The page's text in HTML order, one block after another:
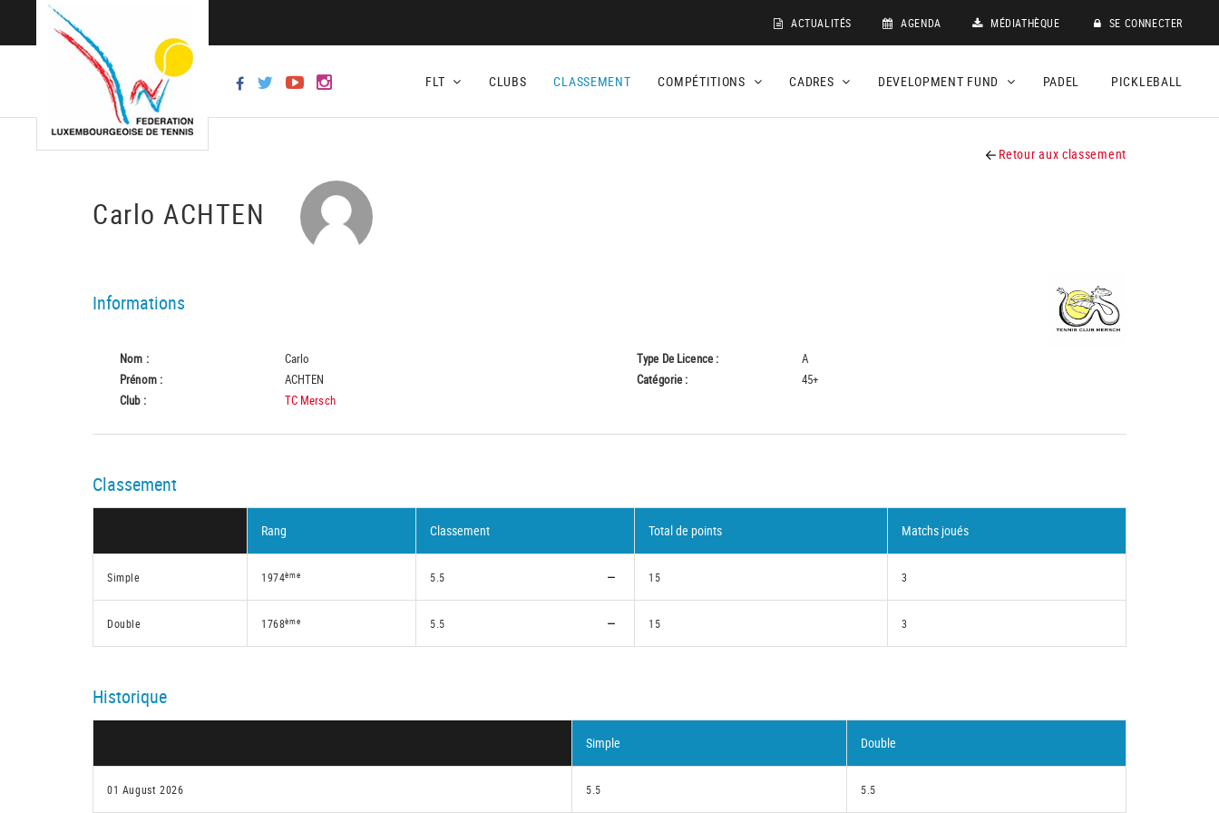
ACTUALITÉS AGENDA MÉDIATHÈQUE SE CONNECTER
FLT CLUBS CLASSEMENT COMPÉTITIONS CADRES DEVELOPMENT FUND PADEL PICKLEBALL
Retour aux classement
Carlo ACHTEN
Informations
Nom :
Carlo
Prénom :
ACHTEN
Club :
TC Mersch
Type De Licence :
A
Catégorie :
45+
Classement
Rang Classement Total de points Matchs joués
Simple 1974ème 5.5 15 3
Double 1768ème 5.5 15 3
Historique
Simple Double
01 August 2026 5.5 5.5